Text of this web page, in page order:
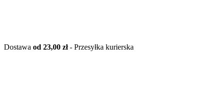
Dostawa od 23,00 zł- Przesyłka kurierska